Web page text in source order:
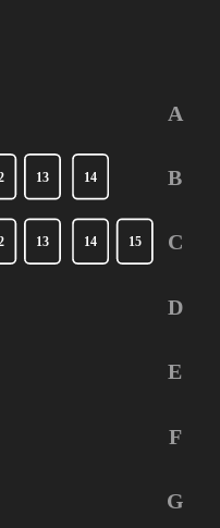
A
B
C
D
E
F
G
13 14
13 14 15